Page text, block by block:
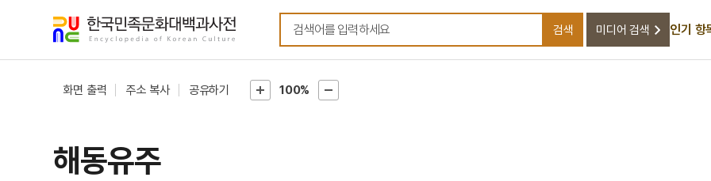
검색어를 입력하세요
검색 미디어 검색 인기 항
화면 출력 주소 복사 공유하기 100%
해동유주